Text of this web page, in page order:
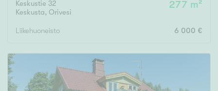
Keskustie 32
Keskusta, Orivesi
277 m²
Liikehuoneisto 6 000 €